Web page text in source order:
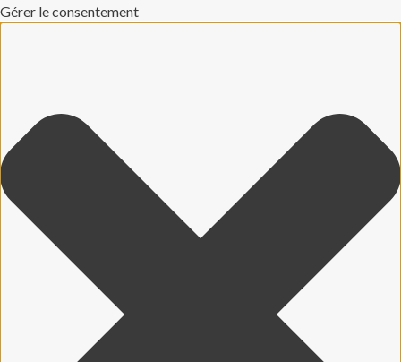
Gérer le consentement